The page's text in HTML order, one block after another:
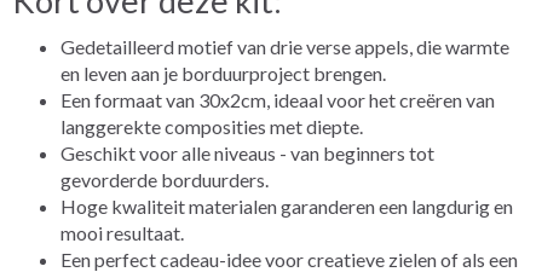
Gedetailleerd motief van drie verse appels, die warmte
en leven aan je borduurproject brengen.
Een formaat van 30x2cm, ideaal voor het creëren van
langgerekte composities met diepte.
Geschikt voor alle niveaus - van beginners tot
gevorderde borduurders.
Hoge kwaliteit materialen garanderen een langdurig en
mooi resultaat.
Een perfect cadeau-idee voor creatieve zielen of als een